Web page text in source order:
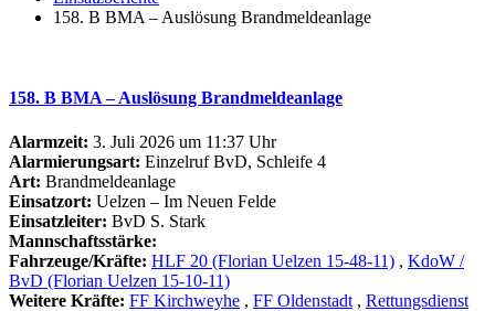
158. B BMA – Auslösung Brandmeldeanlage
158. B BMA – Auslösung Brandmeldeanlage
Alarmzeit: 3. Juli 2026 um 11:37 Uhr
Alarmierungsart: Einzelruf BvD, Schleife 4
Art: Brandmeldeanlage
Einsatzort: Uelzen – Im Neuen Felde
Einsatzleiter: BvD S. Stark
Mannschaftsstärke:
Fahrzeuge/Kräfte: HLF 20 (Florian Uelzen 15-48-11) , KdoW /
BvD (Florian Uelzen 15-10-11)
Weitere Kräfte: FF Kirchweyhe , FF Oldenstadt , Rettungsdienst